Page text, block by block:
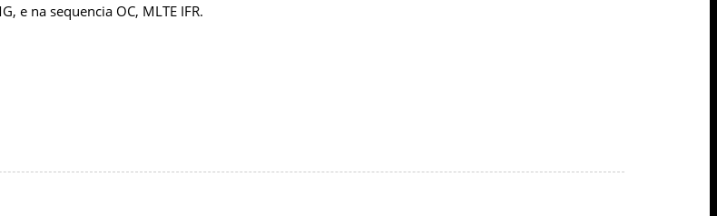
e na sequencia OC, MLTE IFR.